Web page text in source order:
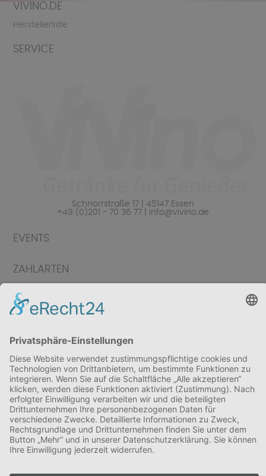
VIVINO.DE
Herstellerliste
SERVICE
Schnorrstraße 17 | 45147 Essen
+49 (0)201 - 70 36 77 | info@vivino.de
EVENTS
ZAHLARTEN